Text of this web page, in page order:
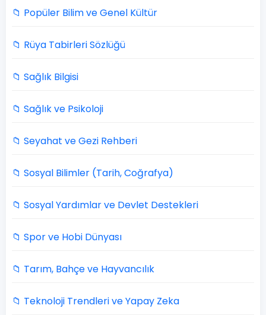
📁 Popüler Bilim ve Genel Kültür
📁 Rüya Tabirleri Sözlüğü
📁 Sağlık Bilgisi
📁 Sağlık ve Psikoloji
📁 Seyahat ve Gezi Rehberi
📁 Sosyal Bilimler (Tarih, Coğrafya)
📁 Sosyal Yardımlar ve Devlet Destekleri
📁 Spor ve Hobi Dünyası
📁 Tarım, Bahçe ve Hayvancılık
📁 Teknoloji Trendleri ve Yapay Zeka